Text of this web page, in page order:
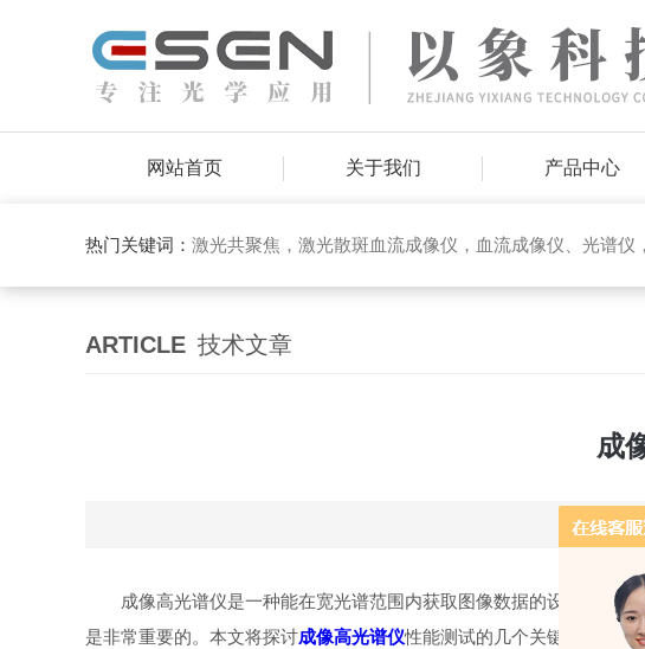
网站首页 关于我们 产品中心
热门关键词： 激光共聚焦，激光散斑血流成像仪，血流成像仪、光谱仪
ARTICLE 技术文章
成
成像高光谱仪是一种能在宽光谱范围内获取图像数据的设备，广泛
是非常重要的。本文将探讨成像高光谱仪性能测试的几个关键方面。